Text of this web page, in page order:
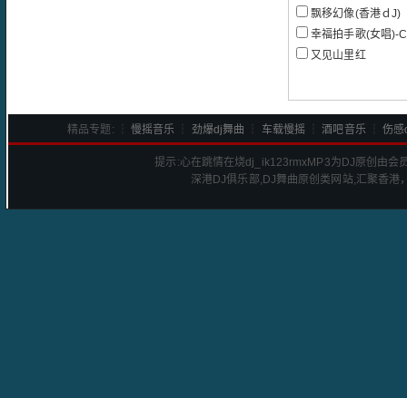
飘移幻像(香港ｄJ)
幸福拍手歌(女唱)-
又见山里红
精品专题: ┆ 慢摇音乐 劲爆dj舞曲 车载慢摇 ┆酒吧音乐┆伤感
提示:心在跳情在烧dj_ik123rmxMP3为DJ原创由会
深港DJ俱乐部,DJ舞曲原创类网站,汇聚香港